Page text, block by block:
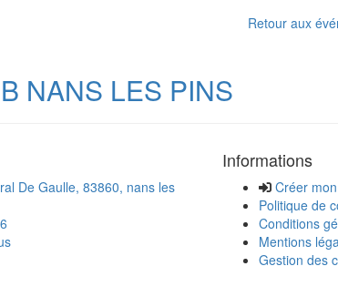
Retour aux
NANS LES PINS
De Gaulle, 83860, nans les
Informations
Créer
Politique de
Conditions
Mentions
Gestion des